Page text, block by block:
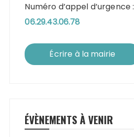
Numéro d’appel d’urgence :
06.29.43.06.78
Écrire à la mairie
ÉVÈNEMENTS À VENIR